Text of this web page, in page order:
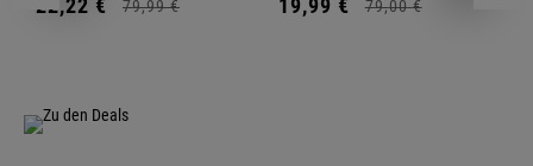
22,22 € 79,99 € 19,99 € 79,00 €